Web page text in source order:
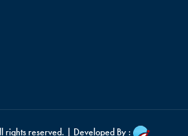
rights reserved. | Developed By :